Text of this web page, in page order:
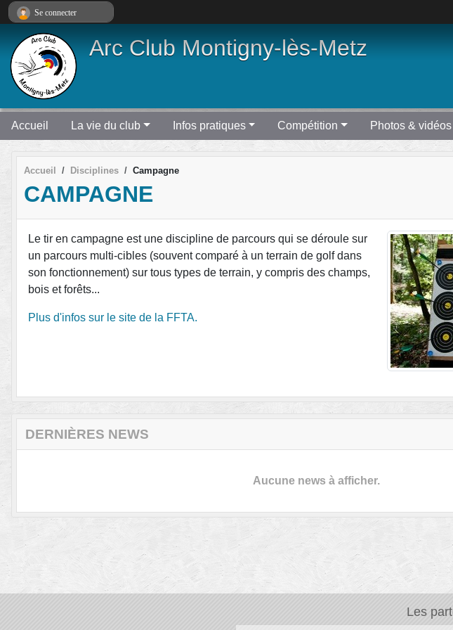
Arc Club Montigny-lès-Metz
Accueil La vie du club Infos pratiques Compétition Photos & vidéos
Accueil Disciplines Campagne
CAMPAGNE
Le tir en campagne est une discipline de parcours qui se déroule sur
un parcours multi-cibles (souvent comparé à un terrain de golf dans
son fonctionnement) sur tous types de terrain, y compris des champs,
bois et forêts...
Plus d'infos sur le site de la FFTA.
DERNIÈRES NEWS
Aucune news à afficher.
Les
Se connecter
Panneau de gestion des cookies